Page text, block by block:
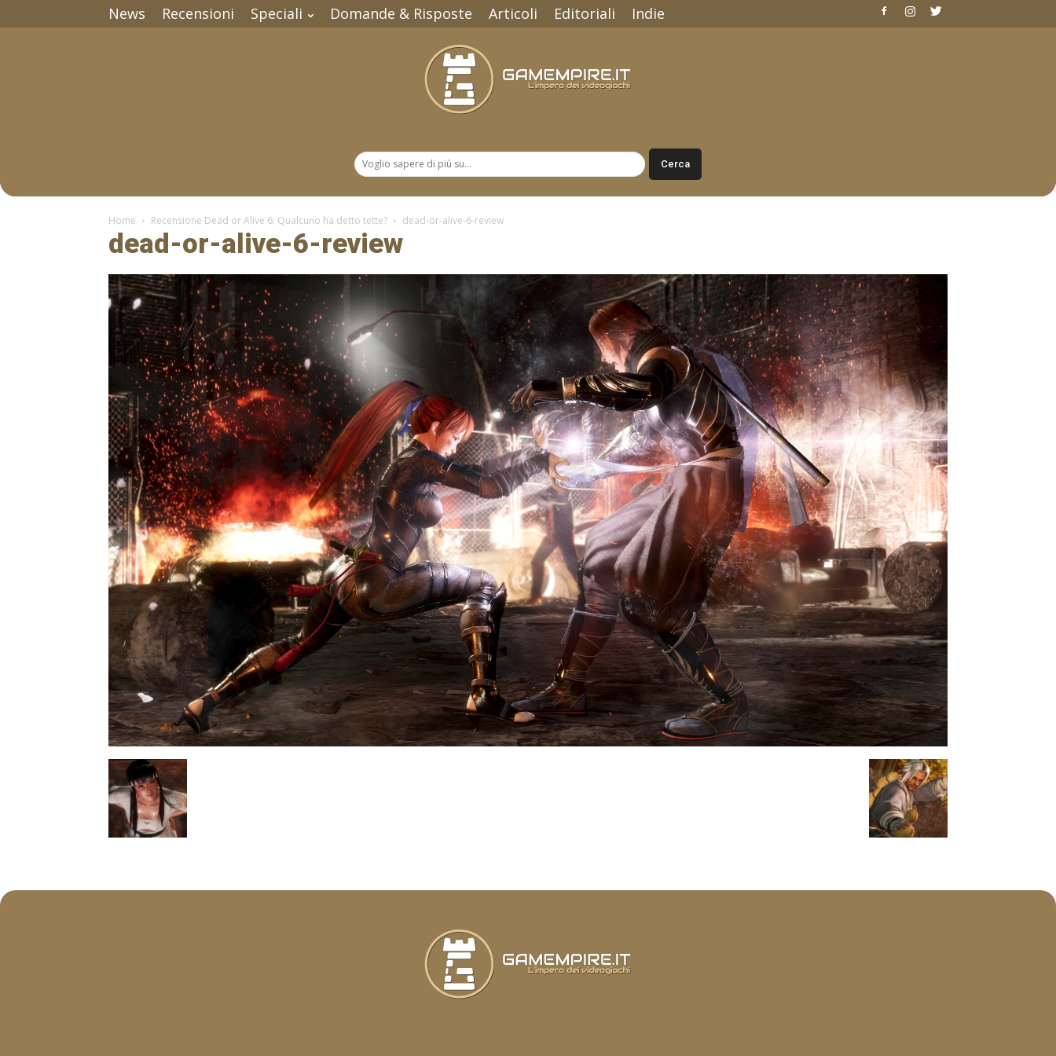
News Recensioni Speciali Domande & Risposte Articoli Editoriali Indie
Home Recensione Dead or Alive 6: Qualcuno ha detto tette? dead-or-alive-6-review
dead-or-alive-6-review